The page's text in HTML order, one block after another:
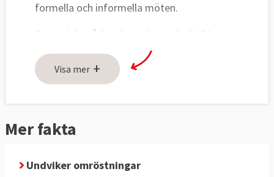
formella och informella möten.
Europeiska rådet ska enligt artikel 15 i
fördraget "ge unionen de impulser som
behövs för dess utveckling och bestämma
dess allmänna politiska riktlinjer och
saknar lagstiftande och verkställande makt
beslutsprocesser.
Visa mer +
Mer fakta
Undviker omröstningar